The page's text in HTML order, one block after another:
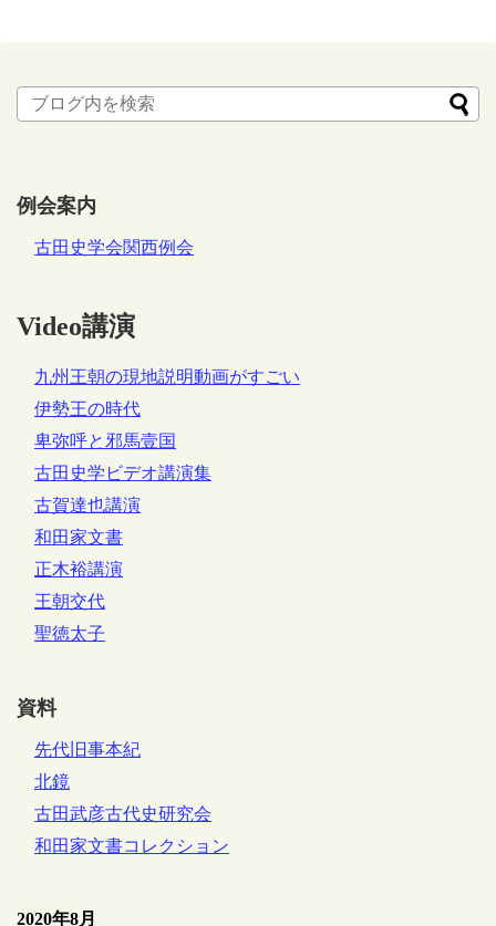
例会案内
古田史学会関西例会
Video講演
九州王朝の現地説明動画がすごい
伊勢王の時代
卑弥呼と邪馬壹国
古田史学ビデオ講演集
古賀達也講演
和田家文書
正木裕講演
王朝交代
聖徳太子
資料
先代旧事本紀
北鏡
古田武彦古代史研究会
和田家文書コレクション
2020年8月